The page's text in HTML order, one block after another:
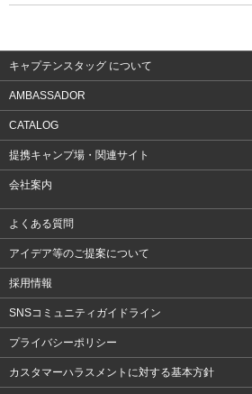
ウェア
キャプテンスタッグ について
AMBASSADOR
CATALOG
提携キャンプ場・関連サイト
会社案内
よくある質問
アイデア等のご提案について
採用情報
SNSコミュニティガイドライン
プライバシーポリシー
カスタマーハラスメントに対する基本方針